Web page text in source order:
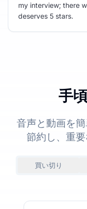
my interview; there
deserves 5 stars.
手
音声と動画を
節約し、重要
買い切り